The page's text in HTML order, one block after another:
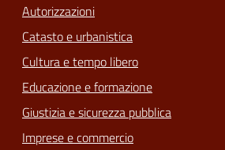
Autorizzazioni
Catasto e urbanistica
Cultura e tempo libero
Educazione e formazione
Giustizia e sicurezza pubblica
Imprese e commercio